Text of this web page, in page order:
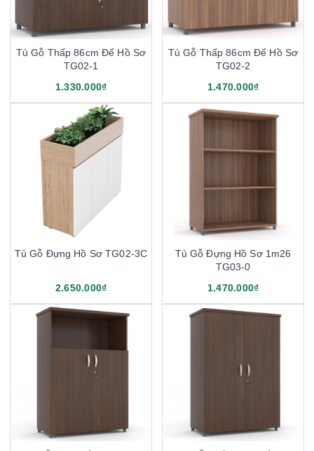
Tủ Gỗ Thấp 86cm Để Hồ Sơ
TG02-1
1.330.000₫
Tủ Gỗ Thấp 86cm Để Hồ Sơ
TG02-2
1.470.000₫
Tủ Gỗ Đựng Hồ Sơ TG02-3C
2.650.000₫
Tủ Gỗ Đựng Hồ Sơ 1m26
TG03-0
1.470.000₫